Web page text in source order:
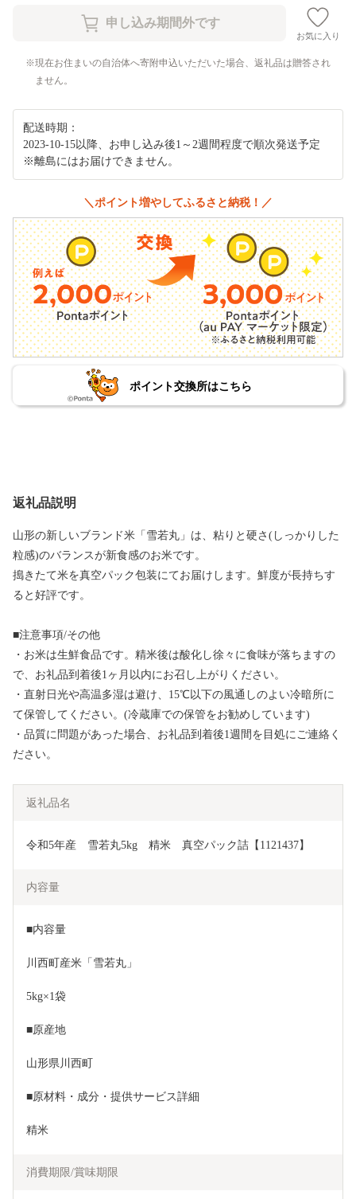
お気に入り
現在お住まいの自治体へ寄附申込いただいた場合、返礼品は贈答され
ません。
配送時期：
2023-10-15以降、お申し込み後1～2週間程度で順次発送予定
※離島にはお届けできません。
＼ポイント増やしてふるさと納税！／
ポイント交換所はこちら
返礼品説明
山形の新しいブランド米「雪若丸」は、粘りと硬さ(しっかりした
粒感)のバランスが新食感のお米です。
搗きたて米を真空パック包装にてお届けします。鮮度が長持ちす
ると好評です。
■注意事項/その他
・お米は生鮮食品です。精米後は酸化し徐々に食味が落ちますの
で、お礼品到着後1ヶ月以内にお召し上がりください。
・直射日光や高温多湿は避け、15℃以下の風通しのよい冷暗所に
て保管してください。(冷蔵庫での保管をお勧めしています)
・品質に問題があった場合、お礼品到着後1週間を目処にご連絡く
ださい。
返礼品名
令和5年産　雪若丸5kg　精米　真空パック詰【1121437】
内容量
■内容量
川西町産米「雪若丸」
5kg×1袋
■原産地
山形県川西町
■原材料・成分・提供サービス詳細
精米
消費期限/賞味期限